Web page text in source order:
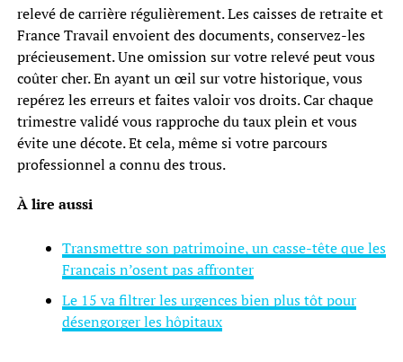
relevé de carrière régulièrement. Les caisses de retraite et
France Travail envoient des documents, conservez-les
précieusement. Une omission sur votre relevé peut vous
coûter cher. En ayant un œil sur votre historique, vous
repérez les erreurs et faites valoir vos droits. Car chaque
trimestre validé vous rapproche du taux plein et vous
évite une décote. Et cela, même si votre parcours
professionnel a connu des trous.
À lire aussi
Transmettre son patrimoine, un casse-tête que les
Français n’osent pas affronter
Le 15 va filtrer les urgences bien plus tôt pour
désengorger les hôpitaux